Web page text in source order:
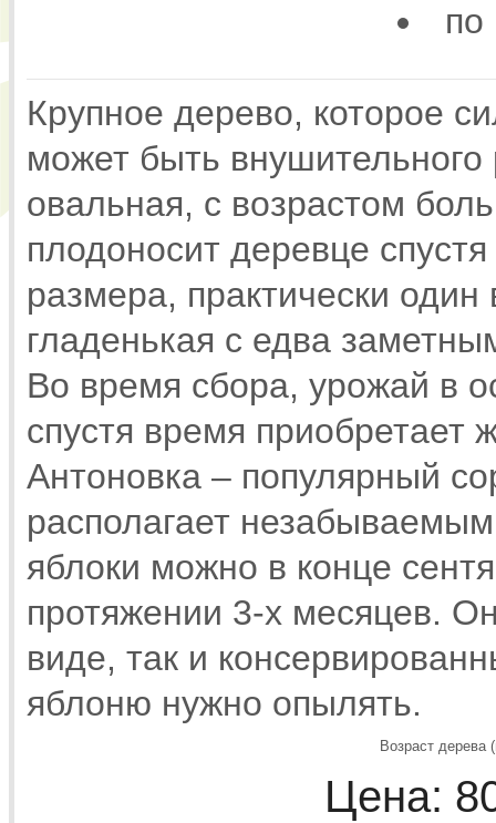
по
Крупное дерево, которое
может быть
овальная, с возрастом
плодоносит деревце
размера, практически
гладенькая с едва
Во время сбора, урожай в
спустя время приобретает
Антоновка – популярный
располагает
яблоки можно в конце
протяжении 3-х месяцев.
виде, так и
яблоню нужно опылять.
Возраст дерева
Цена: